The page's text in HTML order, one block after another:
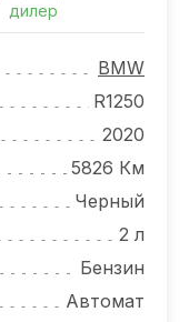
дилер
BMW
R1250
2020
5826 Км
Черный
2 л
Бензин
Автомат